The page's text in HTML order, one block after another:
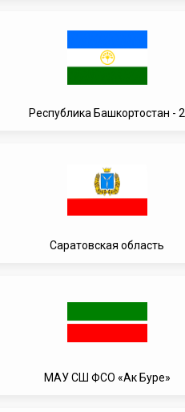
Республика Башкортостан - 2
Саратовская область
МАУ СШ ФСО «Ак Буре»